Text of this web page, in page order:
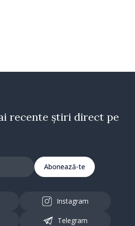
recente știri direct pe
Abonează-te
Instagram
Telegram